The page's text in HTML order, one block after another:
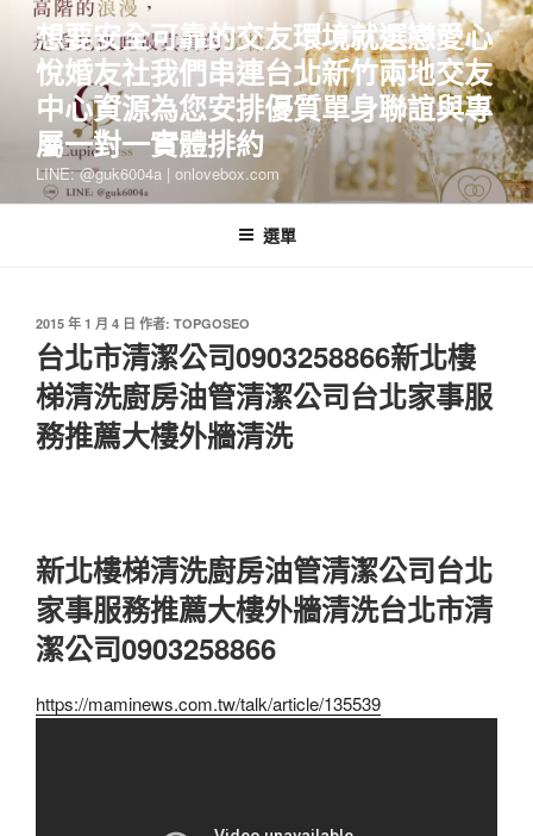
想要安全可靠的交友環境就選戀愛心
悅婚友社我們串連台北新竹兩地交友
中心資源為您安排優質單身聯誼與專
屬一對一實體排約
LINE: @guk6004a | onlovebox.com
選單
發
佈
於
2015 年 1 月 4 日 作者: TOPGOSEO
台北市清潔公司0903258866新北樓
梯清洗廚房油管清潔公司台北家事服
務推薦大樓外牆清洗
新北樓梯清洗廚房油管清潔公司台北
家事服務推薦大樓外牆清洗台北市清
潔公司0903258866
https://maminews.com.tw/talk/article/135539